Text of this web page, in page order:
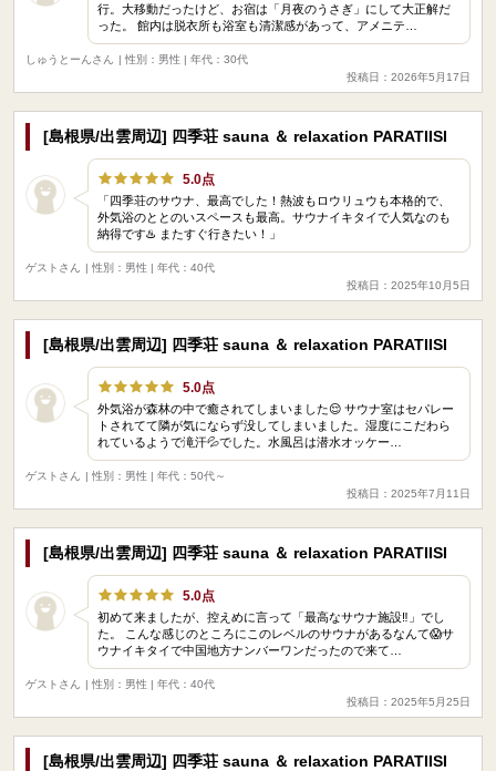
行。大移動だったけど、お宿は「月夜のうさぎ」にして大正解だ
った。 館内は脱衣所も浴室も清潔感があって、アメニテ…
しゅうとーんさん
| 性別：男性 | 年代：30代
投稿日：2026年5月17日
[島根県/出雲周辺] 四季荘 sauna ＆ relaxation PARATIISI
5.0点
「四季荘のサウナ、最高でした！熱波もロウリュウも本格的で、
外気浴のととのいスペースも最高。サウナイキタイで人気なのも
納得です♨️ またすぐ行きたい！」
ゲストさん
| 性別：男性 | 年代：40代
投稿日：2025年10月5日
[島根県/出雲周辺] 四季荘 sauna ＆ relaxation PARATIISI
5.0点
外気浴が森林の中で癒されてしまいました😌 サウナ室はセパレー
トされてて隣が気にならず没してしまいました。湿度にこだわら
れているようで滝汗💦でした。水風呂は潜水オッケー…
ゲストさん
| 性別：男性 | 年代：50代～
投稿日：2025年7月11日
[島根県/出雲周辺] 四季荘 sauna ＆ relaxation PARATIISI
5.0点
初めて来ましたが、控えめに言って「最高なサウナ施設‼️」でし
た。 こんな感じのところにこのレベルのサウナがあるなんて😱サ
ウナイキタイで中国地方ナンバーワンだったので来て…
ゲストさん
| 性別：男性 | 年代：40代
投稿日：2025年5月25日
[島根県/出雲周辺] 四季荘 sauna ＆ relaxation PARATIISI